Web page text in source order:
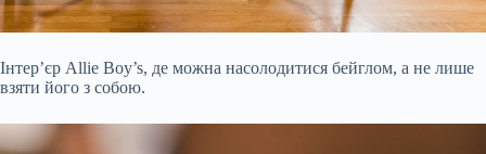
Інтер’єр Allie Boy’s, де можна насолодитися бейглом, а не лише
взяти його з собою.